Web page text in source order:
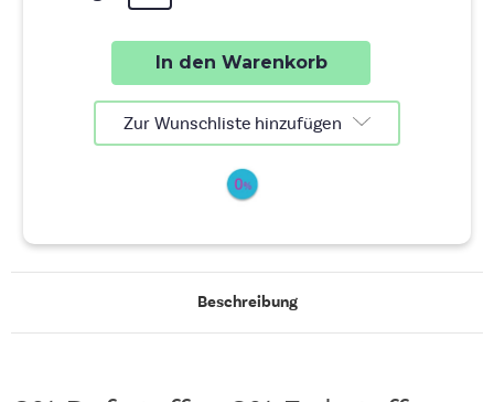
Geschirrspülmittel
(Sensitiv)
Geschirrspülmittel
(Sensitiv)
Zur Wunschliste hinzufügen
Beschreibung